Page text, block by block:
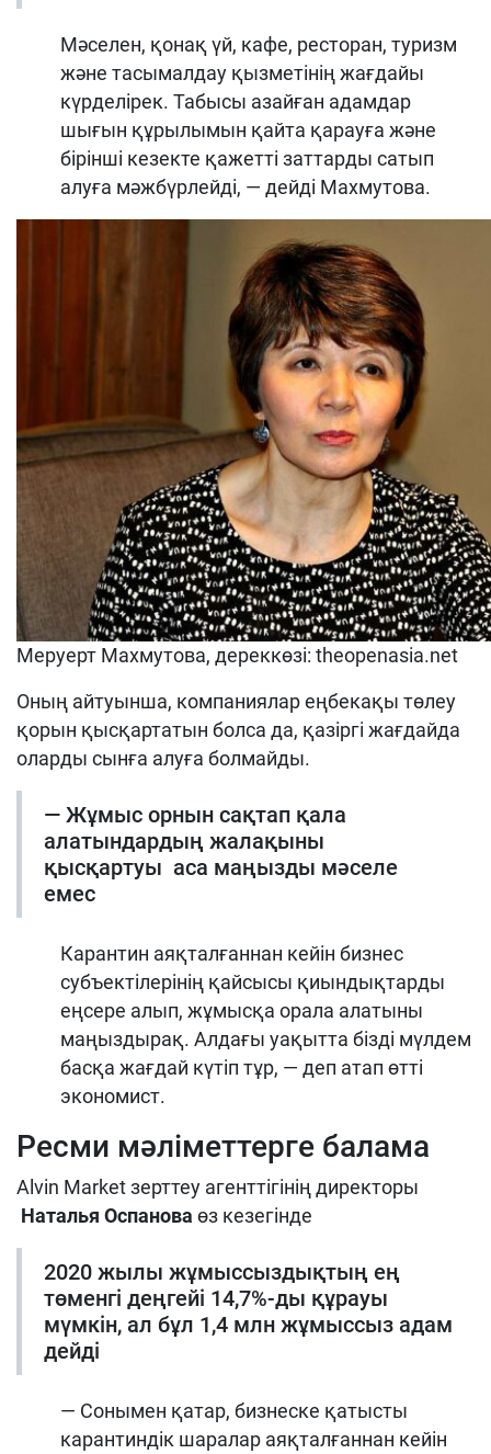
Мәселен, қонақ үй, кафе, ресторан, туризм
және тасымалдау қызметінің жағдайы
күрделірек. Табысы азайған адамдар
шығын құрылымын қайта қарауға және
бірінші кезекте қажетті заттарды сатып
алуға мәжбүрлейді, — дейді Махмутова.
Меруерт Махмутова, дереккөзі: theopenasia.net
Оның айтуынша, компаниялар еңбекақы төлеу
қорын қысқартатын болса да, қазіргі жағдайда
оларды сынға алуға болмайды.
— Жұмыс орнын сақтап қала
алатындардың жалақыны
қысқартуы аса маңызды мәселе
емес
Карантин аяқталғаннан кейін бизнес
субъектілерінің қайсысы қиындықтарды
еңсере алып, жұмысқа орала алатыны
маңыздырақ. Алдағы уақытта бізді мүлдем
басқа жағдай күтіп тұр, — деп атап өтті
экономист.
Ресми мәліметтерге балама
Alvin Market зерттеу агенттігінің директоры
Наталья Оспанова өз кезегінде
2020 жылы жұмыссыздықтың ең
төменгі деңгейі 14,7%-ды құрауы
мүмкін, ал бұл 1,4 млн жұмыссыз адам
дейді
— Сонымен қатар, бизнеске қатысты
карантиндік шаралар аяқталғаннан кейін